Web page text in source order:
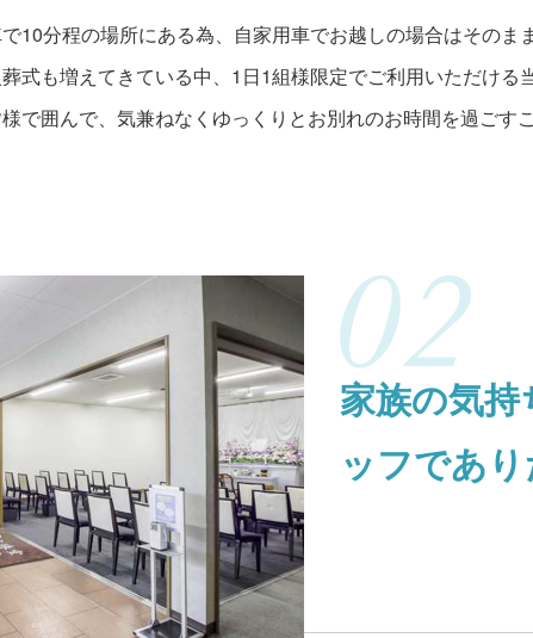
10分程の場所にある為、自家用車でお越しの場合はそのま
式も増えてきている中、1日1組様限定でご利用いただける
で囲んで、気兼ねなくゆっくりとお別れのお時間を過ごす
家族の気持
ッフであ